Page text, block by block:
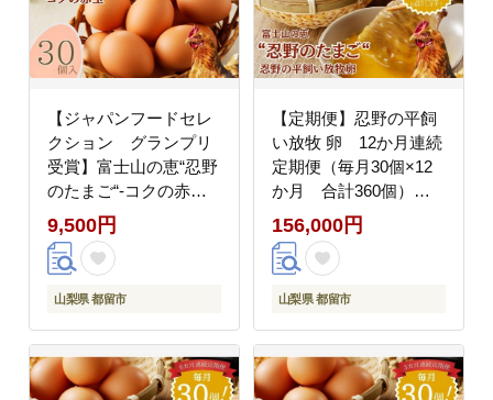
【ジャパンフードセレ
クション グランプリ
受賞】富士山の恵“忍野
のたまご“‐コクの赤玉‐
30個入｜赤玉卵 新鮮
卵 産地直送卵 赤
玉 新鮮 卵 たま
かけご飯 高級卵 ギフ
ト お菓子作り卵 おしの
tamago TAMAGO
9,500円
山梨県 都留市
【定期便】忍野の平飼
い放牧 卵 12か月連続
定期便（毎月30個×12
か月 合計360個）
【平飼い 放牧 たま
ご 玉子 卵 おし
の 忍野 ３０個 】
156,000円
山梨県 都留市